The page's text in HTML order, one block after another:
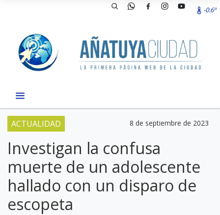
-0.6º
ACTUALIDAD 8 de septiembre de 2023
Investigan la confusa
muerte de un adolescente
hallado con un disparo de
escopeta